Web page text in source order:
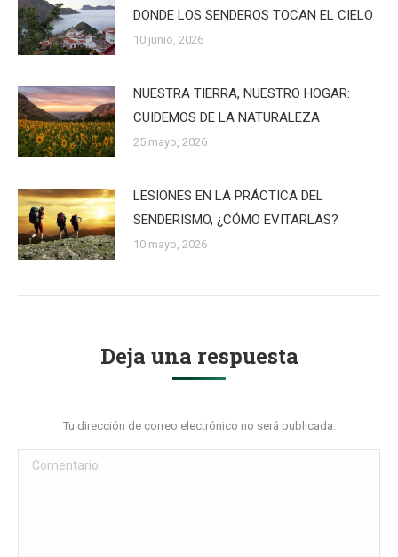
DONDE LOS SENDEROS TOCAN EL CIELO
10 junio, 2026
NUESTRA TIERRA, NUESTRO HOGAR:
CUIDEMOS DE LA NATURALEZA
25 mayo, 2026
LESIONES EN LA PRÁCTICA DEL
SENDERISMO, ¿CÓMO EVITARLAS?
10 mayo, 2026
Deja una respuesta
Tu dirección de correo electrónico no será publicada.
Comentario